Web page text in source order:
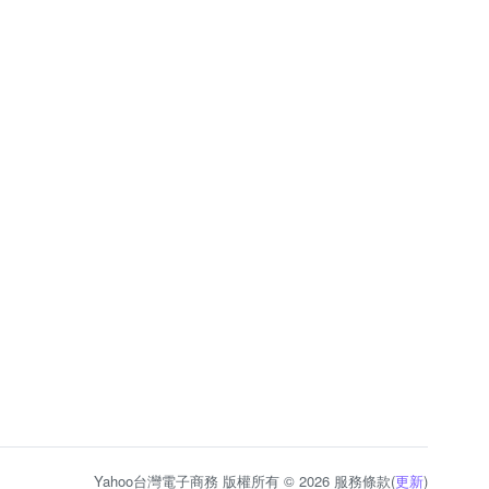
Yahoo台灣電子商務 版權所有 © 2026 服務條款(更新)